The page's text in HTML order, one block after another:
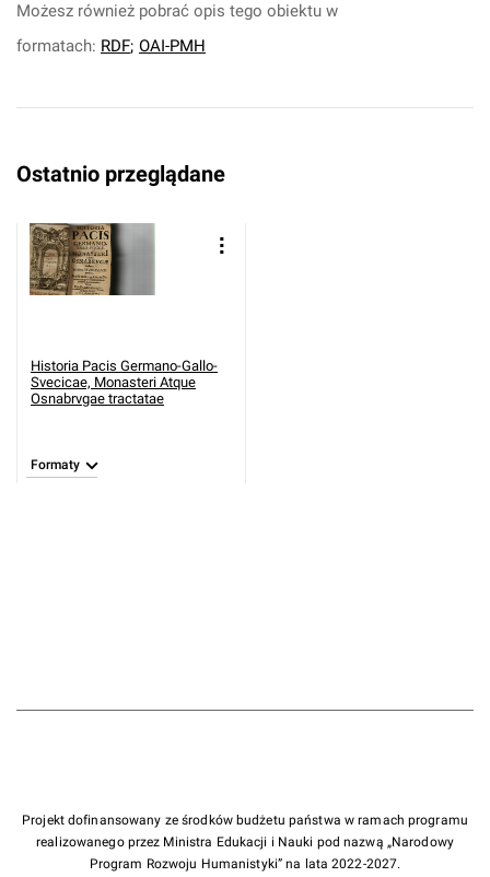
Możesz również pobrać opis tego obiektu w
formatach: RDF; OAI-PMH
Ostatnio przeglądane
Historia Pacis Germano-Gallo-
Svecicae, Monasteri Atque
Osnabrvgae tractatae
Formaty
Projekt dofinansowany ze środków budżetu państwa w ramach programu
realizowanego przez Ministra Edukacji i Nauki pod nazwą „Narodowy
Program Rozwoju Humanistyki” na lata 2022-2027.